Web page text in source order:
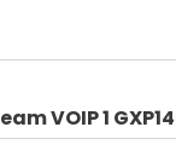
VOIP 1